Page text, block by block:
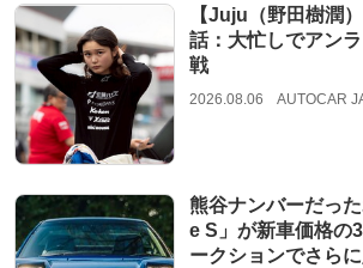
【Juju（野田樹潤
話：大忙しでアン
戦
2026.08.06 AUTOCAR
熊谷ナンバーだっ
e S」が新車価格の
ークションでさら